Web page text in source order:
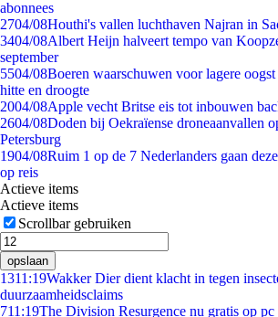
abonnees
2704/08Houthi's vallen luchthaven Najran in
3404/08Albert Heijn halveert tempo van
september
5504/08Boeren waarschuwen voor lagere
hitte en droogte
2004/08Apple vecht Britse eis tot inbouwen
2604/08Doden bij Oekraïense droneaanvallen
Petersburg
1904/08Ruim 1 op de 7 Nederlanders gaan
op reis
Actieve items
Actieve items
Scrollbar gebruiken
opslaan
1311:19Wakker Dier dient klacht in tegen
duurzaamheidsclaims
711:19The Division Resurgence nu gratis op pc